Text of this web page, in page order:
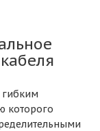
гибким
которого